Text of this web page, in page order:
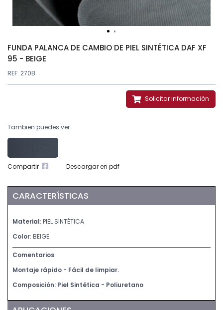
FUNDA PALANCA DE CAMBIO DE PIEL SINTÉTICA DAF XF
95 - BEIGE
REF: 270B
Solicitar información
Tambien puedes ver
Compartir Descargar en pdf
CARACTERÍSTICAS
Material: PIEL SINTÉTICA
Color: BEIGE
Comentarios:
Montaje rápido - Fácil de limpiar.
Composición: Piel Sintética - Poliuretano